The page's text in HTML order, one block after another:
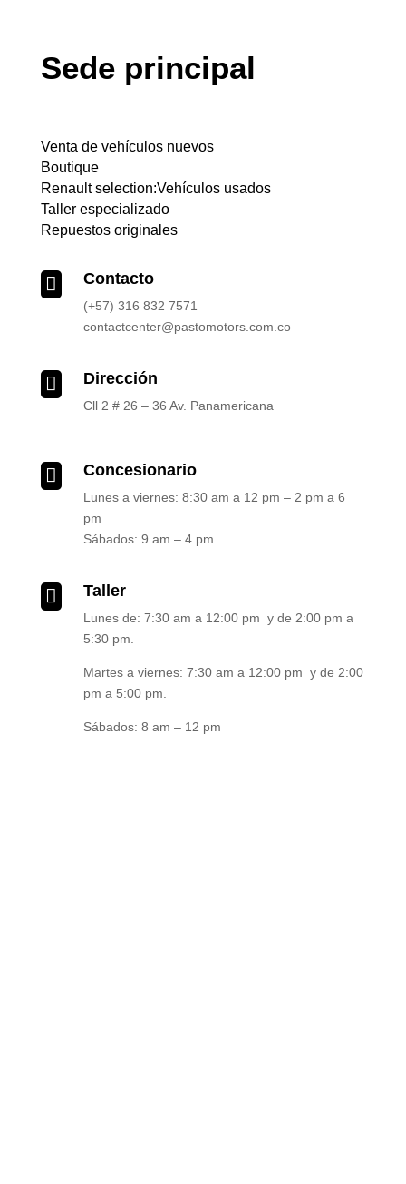
Sede principal
Venta de vehículos nuevos
Boutique
Renault selection:Vehículos usados
Taller especializado
Repuestos originales
 Contacto
(+57) 316 832 7571
contactcenter@pastomotors.com.co
 Dirección
Cll 2 # 26 – 36 Av. Panamericana
 Concesionario
Lunes a viernes: 8:30 am a 12 pm – 2 pm a 6
pm
Sábados: 9 am – 4 pm
 Taller
Lunes de: 7:30 am a 12:00 pm y de 2:00 pm a
5:30 pm.
Martes a viernes: 7:30 am a 12:00 pm y de 2:00
pm a 5:00 pm.
Sábados: 8 am – 12 pm